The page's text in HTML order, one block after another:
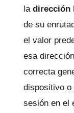
la dirección
de su
el valor
esa
correcta
dispositivo o
sesión en el